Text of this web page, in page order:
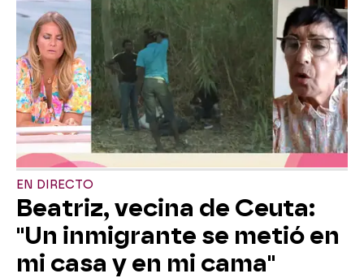
EN DIRECTO
Beatriz, vecina de Ceuta:
"Un inmigrante se metió en
mi casa y en mi cama"